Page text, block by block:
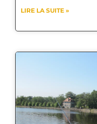
LIRE LA SUITE »